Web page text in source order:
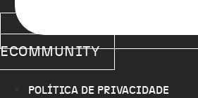
ECOMMUNITY
POLÍTICA DE PRIVACIDADE